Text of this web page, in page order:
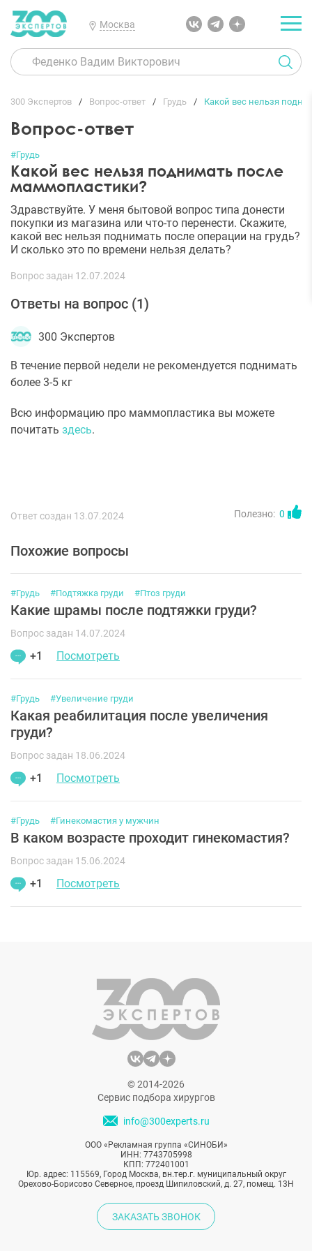
Москва
300 Экспертов Вопрос-ответ Грудь Какой вес нельзя
Вопрос-ответ
#Грудь
Какой вес нельзя поднимать после
маммопластики?
Здравствуйте. У меня бытовой вопрос типа донести
покупки из магазина или что-то перенести. Скажите,
какой вес нельзя поднимать после операции на грудь?
И сколько это по времени нельзя делать?
Вопрос задан 12.07.2024
Ответы на вопрос (1)
300 Экспертов
В течение первой недели не рекомендуется поднимать
более 3-5 кг
Всю информацию про маммопластика вы можете
почитать здесь.
Ответ создан 13.07.2024 Полезно: 0
Похожие вопросы
#Грудь #Подтяжка груди #Птоз груди
Какие шрамы после подтяжки груди?
Вопрос задан 14.07.2024
+1 Посмотреть
#Грудь #Увеличение груди
Какая реабилитация после увеличения
груди?
Вопрос задан 18.06.2024
+1 Посмотреть
#Грудь #Гинекомастия у мужчин
В каком возрасте проходит гинекомастия?
Вопрос задан 15.06.2024
+1 Посмотреть
© 2014-2026
Сервис подбора хирургов
info@300experts.ru
ООО «Рекламная группа «СИНОБИ»
ИНН: 7743705998
КПП: 772401001
Юр. адрес: 115569, Город Москва, вн.тер.г. муниципальный округ
Орехово-Борисово Северное, проезд Шипиловский, д. 27, помещ. 13Н
ЗАКАЗАТЬ ЗВОНОК